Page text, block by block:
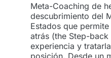
Meta-Coaching de
descubrimiento del
Estados que
atrás (the Step-back
experiencia y
posición. Desde un